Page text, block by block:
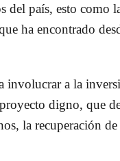
del país, esto como
ha encontrado
involucrar a la
digno, que
la recuperación